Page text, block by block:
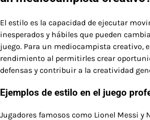
El estilo es la capacidad de ejecutar
inesperados y hábiles que pueden
juego. Para un mediocampista creativo,
rendimiento al permitirles crear
defensas y contribuir a la creatividad
Ejemplos de estilo en el juego
Jugadores famosos como Lionel Messi y